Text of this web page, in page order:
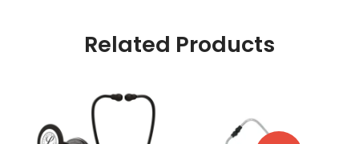
Related Products